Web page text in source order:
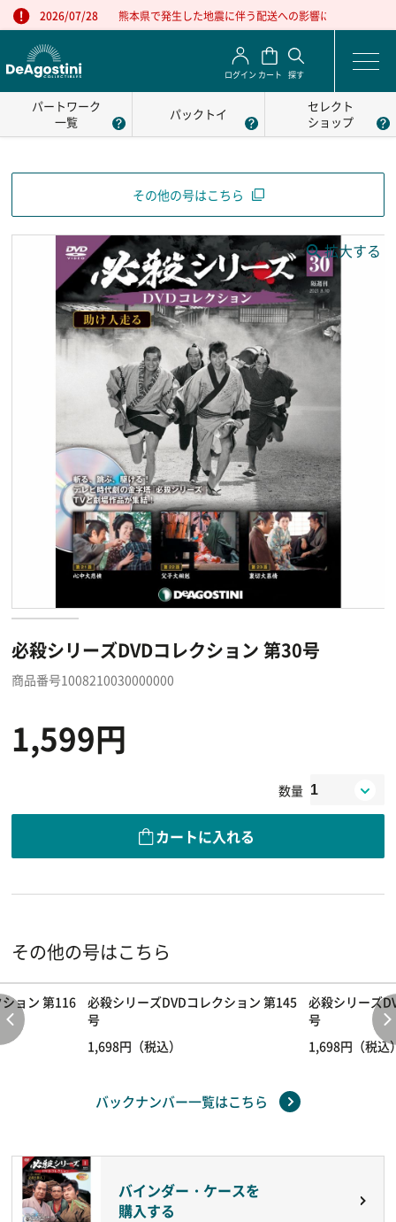
2026/07/28 熊本県で発生した地震に伴う配送への影響について
ログイン カート 探す
パートワーク
一覧
パックトイ
セレクト
ショップ
その他の号はこちら
必殺シリーズDVDコレクション 第30号
商品番号1008210030000000
1,599円
数量
カートに入れる
その他の号はこちら
ョン 第116
必殺シリーズDVDコレクション 第145
号
1,698円（税込）
必殺シリーズ
号
1,698円（税込
バックナンバー一覧はこちら
バインダー・ケースを
購入する